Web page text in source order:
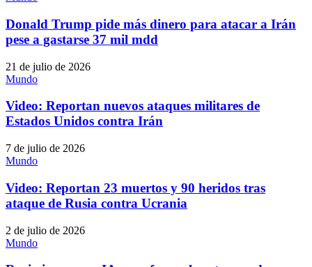
Donald Trump pide más dinero para atacar a Irán
pese a gastarse 37 mil mdd
21 de julio de 2026
Mundo
Video: Reportan nuevos ataques militares de
Estados Unidos contra Irán
7 de julio de 2026
Mundo
Video: Reportan 23 muertos y 90 heridos tras
ataque de Rusia contra Ucrania
2 de julio de 2026
Mundo